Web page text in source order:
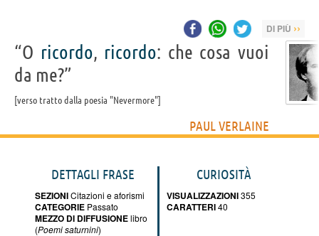
DI PIÙ ››
“O ricordo, ricordo: che cosa vuoi
da me?”
verso tratto dalla poesia "Nevermore"
PAUL VERLAINE
DETTAGLI FRASE
SEZIONICitazioni e aforismi
CATEGORIE Passato
MEZZO DI DIFFUSIONElibro
(Poemi saturnini)
CURIOSITÀ
VISUALIZZAZIONI355
CARATTERI40